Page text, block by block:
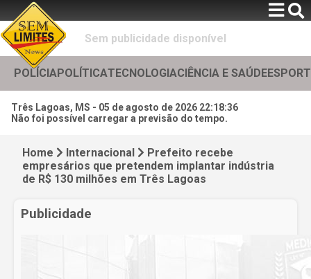
Sem publicidade disponível
POLÍCIAPOLÍTICATECNOLOGIACIÊNCIA E SAÚDE
Três Lagoas, MS - 05 de agosto de 2026 22:18:38
Não foi possível carregar a previsão do tempo.
Home Internacional
Prefeito recebe
empresários que pretendem implantar indústria
de R$ 130 milhões em Três Lagoas
Publicidade